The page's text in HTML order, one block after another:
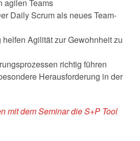
agilen Teams
Daily Scrum als neues Team-
Agilität zur Gewohnheit zu
richtig führen
Herausforderung in der
mit dem Seminar die S+P Tool